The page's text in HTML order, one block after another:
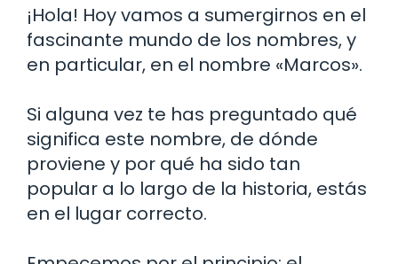
¡Hola! Hoy vamos a sumergirnos en el
fascinante mundo de los nombres, y
en particular, en el nombre «Marcos».
Si alguna vez te has preguntado qué
significa este nombre, de dónde
proviene y por qué ha sido tan
popular a lo largo de la historia, estás
en el lugar correcto.